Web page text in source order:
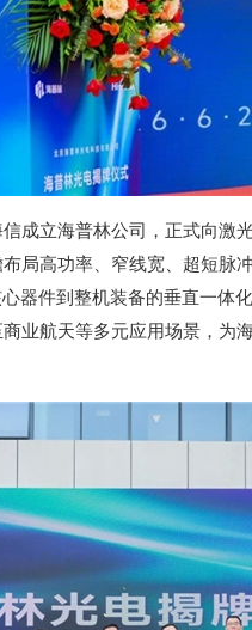
成立海普林公司，正式向激
局高功率、窄线宽、超短脉
器件到整机装备的垂直一体
业航天等多元应用场景，为